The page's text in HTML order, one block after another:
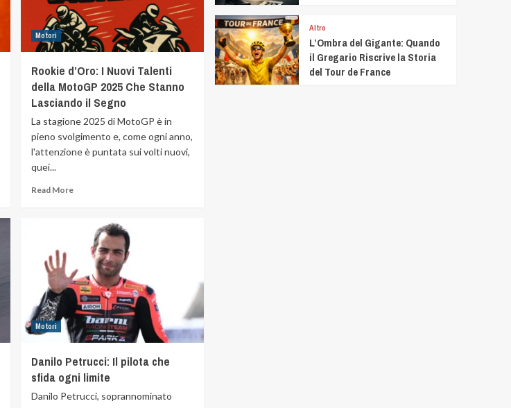
Motori
Rookie d’Oro: I Nuovi Talenti
della MotoGP 2025 Che Stanno
Lasciando il Segno
La stagione 2025 di MotoGP è in
pieno svolgimento e, come ogni anno,
l'attenzione è puntata sui volti nuovi,
quei...
Read More
Motori
Danilo Petrucci: Il pilota che
sfida ogni limite
Danilo Petrucci, soprannominato
Altro
L’Ombra del Gigante: Quando
il Gregario Riscrive la Storia
del Tour de France